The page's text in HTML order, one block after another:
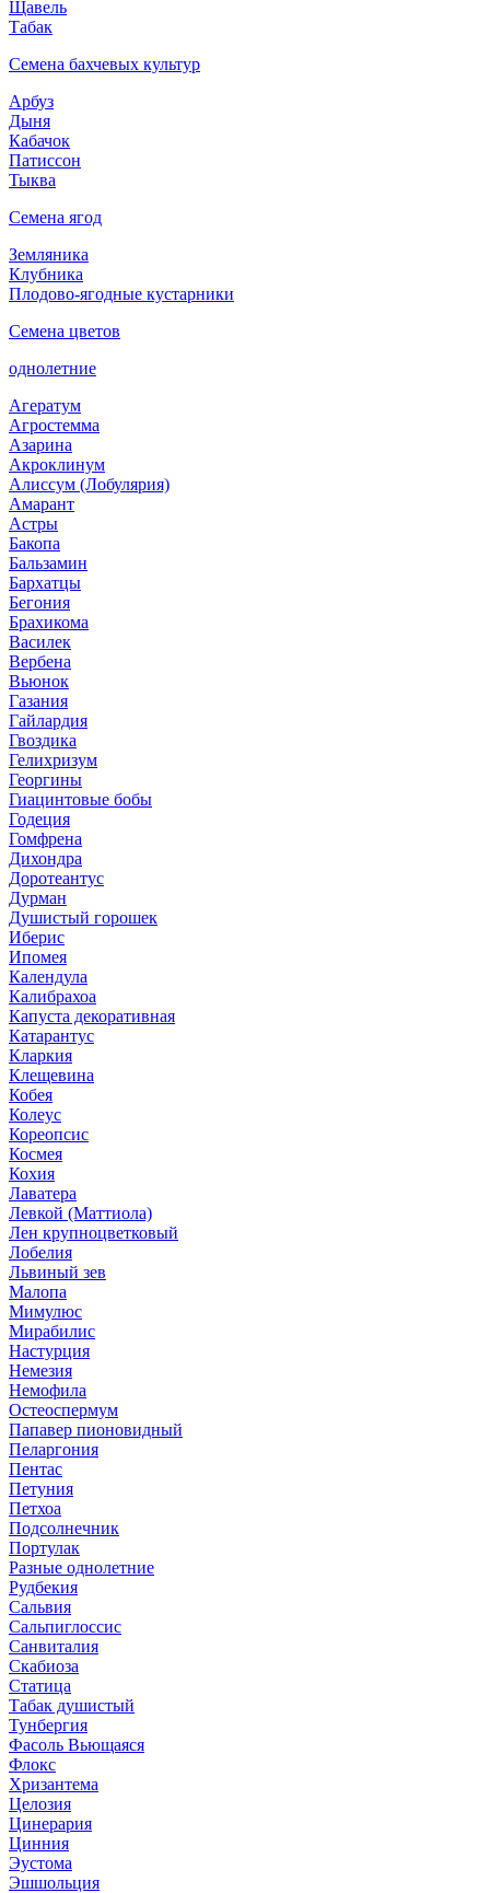
Щавель
Табак
Семена бахчевых культур
Арбуз
Дыня
Кабачок
Патиссон
Тыква
Семена ягод
Земляника
Клубника
Плодово-ягодные кустарники
Семена цветов
однолетние
Агератум
Агростемма
Азарина
Акроклинум
Алиссум (Лобулярия)
Амарант
Астры
Бакопа
Бальзамин
Бархатцы
Бегония
Брахикома
Василек
Вербена
Вьюнок
Газания
Гайлардия
Гвоздика
Гелихризум
Георгины
Гиацинтовые бобы
Годеция
Гомфрена
Дихондра
Доротеантус
Дурман
Душистый горошек
Иберис
Ипомея
Календула
Калибрахоа
Капуста декоративная
Катарантус
Кларкия
Клещевина
Кобея
Колеус
Кореопсис
Космея
Кохия
Лаватера
Левкой (Маттиола)
Лен крупноцветковый
Лобелия
Львиный зев
Малопа
Мимулюс
Мирабилис
Настурция
Немезия
Немофила
Остеоспермум
Папавер пионовидный
Пеларгония
Пентас
Петуния
Петхоа
Подсолнечник
Портулак
Разные однолетние
Рудбекия
Сальвия
Сальпиглоссис
Санвиталия
Скабиоза
Статица
Табак душистый
Тунбергия
Фасоль Вьющаяся
Флокс
Хризантема
Целозия
Цинерария
Цинния
Эустома
Эшшольция